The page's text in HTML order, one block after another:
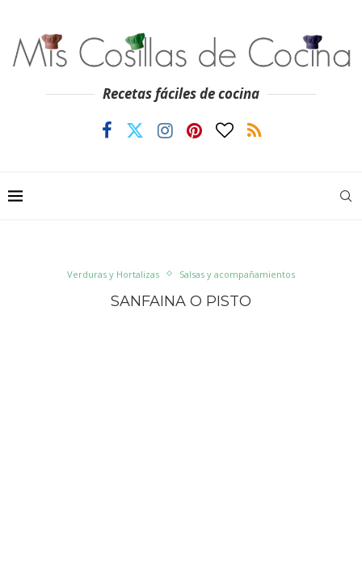
Recetas fáciles de cocina
Verduras y Hortalizas Salsas y acompañamientos
SANFAINA O PISTO